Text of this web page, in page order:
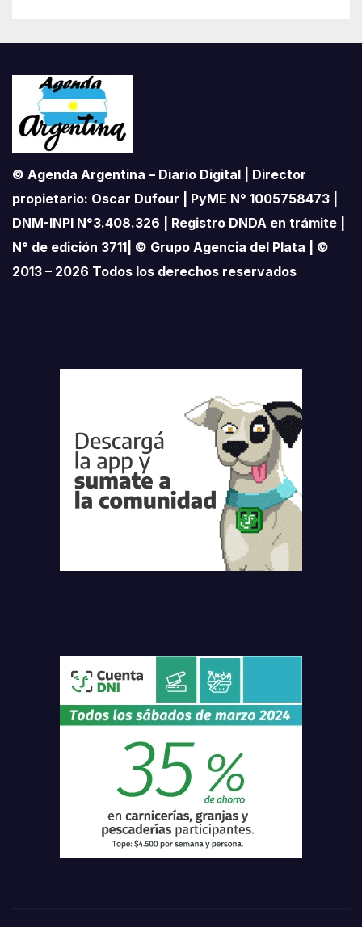
© Agenda Argentina – Diario Digital | Director
propietario: Oscar Dufour | PyME N° 1005758473 |
DNM-INPI N°3.408.326 | Registro DNDA en trámite |
N° de edición 3711| © Grupo Agencia del Plata | ©
2013 – 2026 Todos los derechos reservados